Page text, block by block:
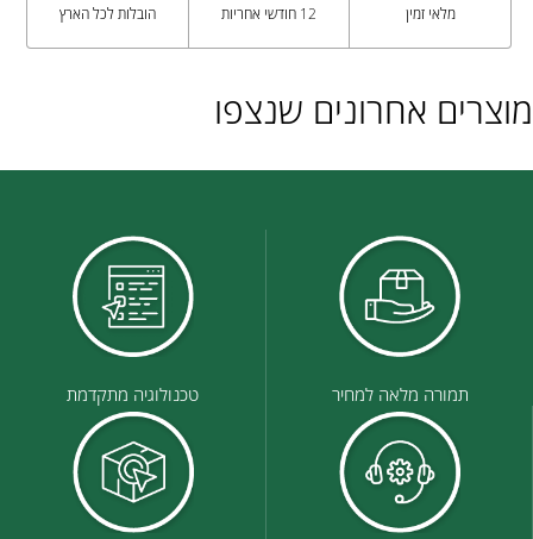
מלאי זמין 12 חודשי אחריות הובלות לכל הארץ
מוצרים אחרונים שנצפו
תמורה מלאה למחיר טכנולוגיה מתקדמת